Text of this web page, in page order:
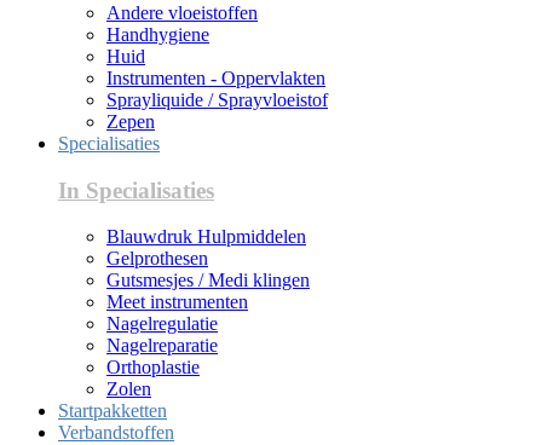
Andere vloeistoffen
Handhygiene
Huid
Instrumenten - Oppervlakten
Sprayliquide / Sprayvloeistof
Zepen
Specialisaties
In Specialisaties
Blauwdruk Hulpmiddelen
Gelprothesen
Gutsmesjes / Medi klingen
Meet instrumenten
Nagelregulatie
Nagelreparatie
Orthoplastie
Zolen
Startpakketten
Verbandstoffen